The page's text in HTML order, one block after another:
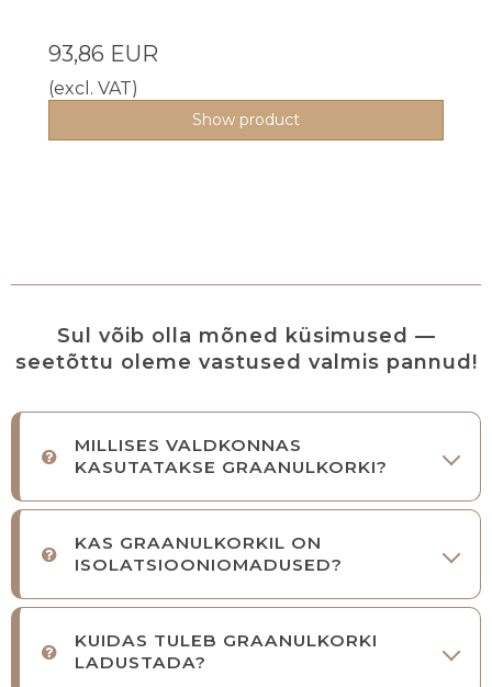
93,86 EUR
(excl. VAT)
Show product
Sul võib olla mõned küsimused —
seetõttu oleme vastused valmis pannud!
MILLISES VALDKONNAS
KASUTATAKSE GRAANULKORKI?
KAS GRAANULKORKIL ON
ISOLATSIOONIOMADUSED?
KUIDAS TULEB GRAANULKORKI
LADUSTADA?